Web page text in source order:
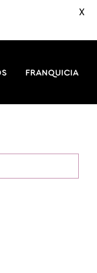
FRANQUICIA
X